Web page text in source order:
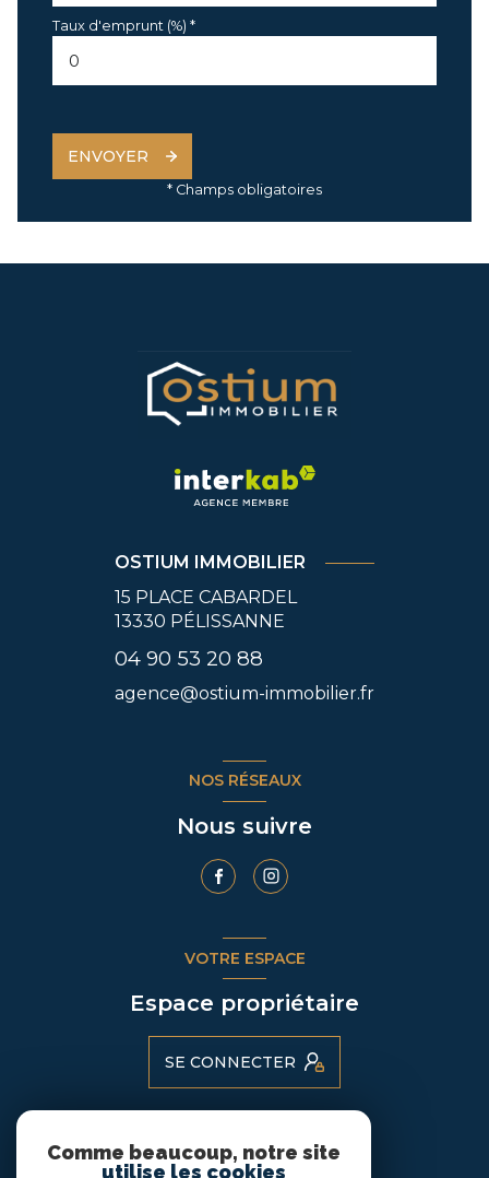
Taux d'emprunt (%) *
ENVOYER
* Champs obligatoires
OSTIUM IMMOBILIER
15 PLACE CABARDEL
13330 PÉLISSANNE
04 90 53 20 88
agence@ostium-immobilier.fr
NOS RÉSEAUX
Nous suivre
VOTRE ESPACE
Espace propriétaire
SE CONNECTER
ADHÉRENTS
Comme beaucoup, notre site
utilise les cookies